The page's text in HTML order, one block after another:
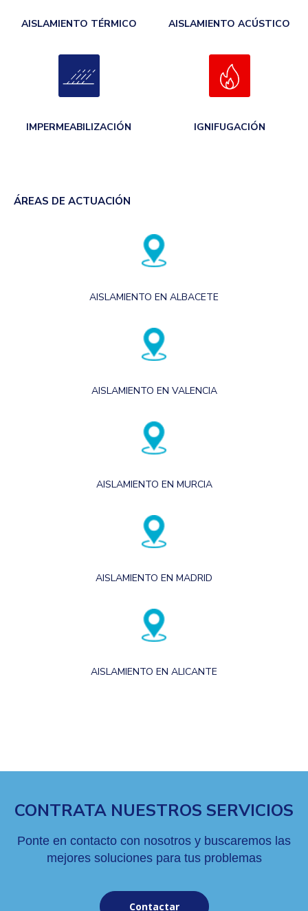
AISLAMIENTO TÉRMICO AISLAMIENTO ACÚSTICO
IMPERMEABILIZACIÓN IGNIFUGACIÓN
ÁREAS DE ACTUACIÓN
AISLAMIENTO EN ALBACETE
AISLAMIENTO EN VALENCIA
AISLAMIENTO EN MURCIA
AISLAMIENTO EN MADRID
AISLAMIENTO EN ALICANTE
CONTRATA NUESTROS SERVICIOS
Ponte en contacto con nosotros y buscaremos las
mejores soluciones para tus problemas
Contactar